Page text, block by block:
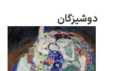
دوشیزگان